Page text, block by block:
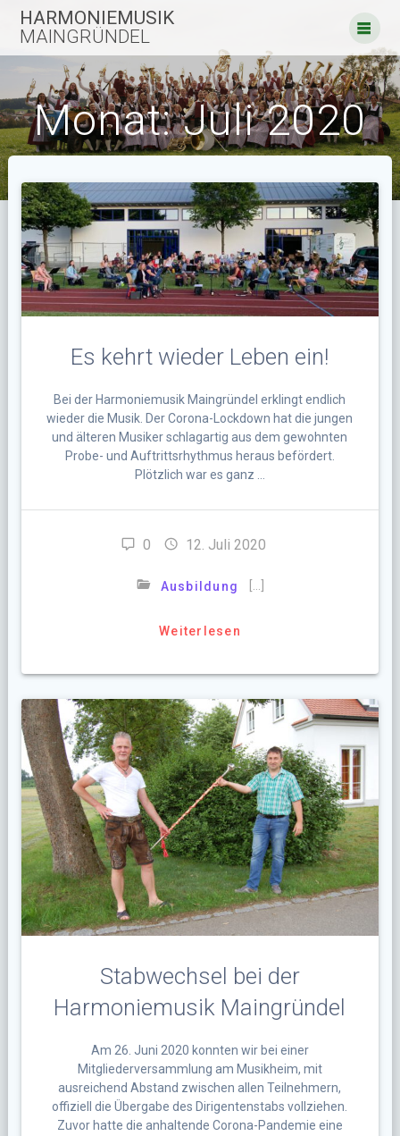
HARMONIEMUSIK
MAINGRÜNDEL
Monat:Juli 2020
Es kehrt wieder Leben ein!
Bei der Harmoniemusik Maingründel erklingt endlich
wieder die Musik. Der Corona-Lockdown hat die jungen
und älteren Musiker schlagartig aus dem gewohnten
Probe- und Auftrittsrhythmus heraus befördert.
Plötzlich war es ganz …
0 12. Juli 2020
Ausbildung
Weiterlesen
Stabwechsel bei der
Harmoniemusik Maingründel
Am 26. Juni 2020 konnten wir bei einer
Mitgliederversammlung am Musikheim, mit
ausreichend Abstand zwischen allen Teilnehmern,
offiziell die Übergabe des Dirigentenstabs vollziehen.
Zuvor hatte die anhaltende Corona-Pandemie eine